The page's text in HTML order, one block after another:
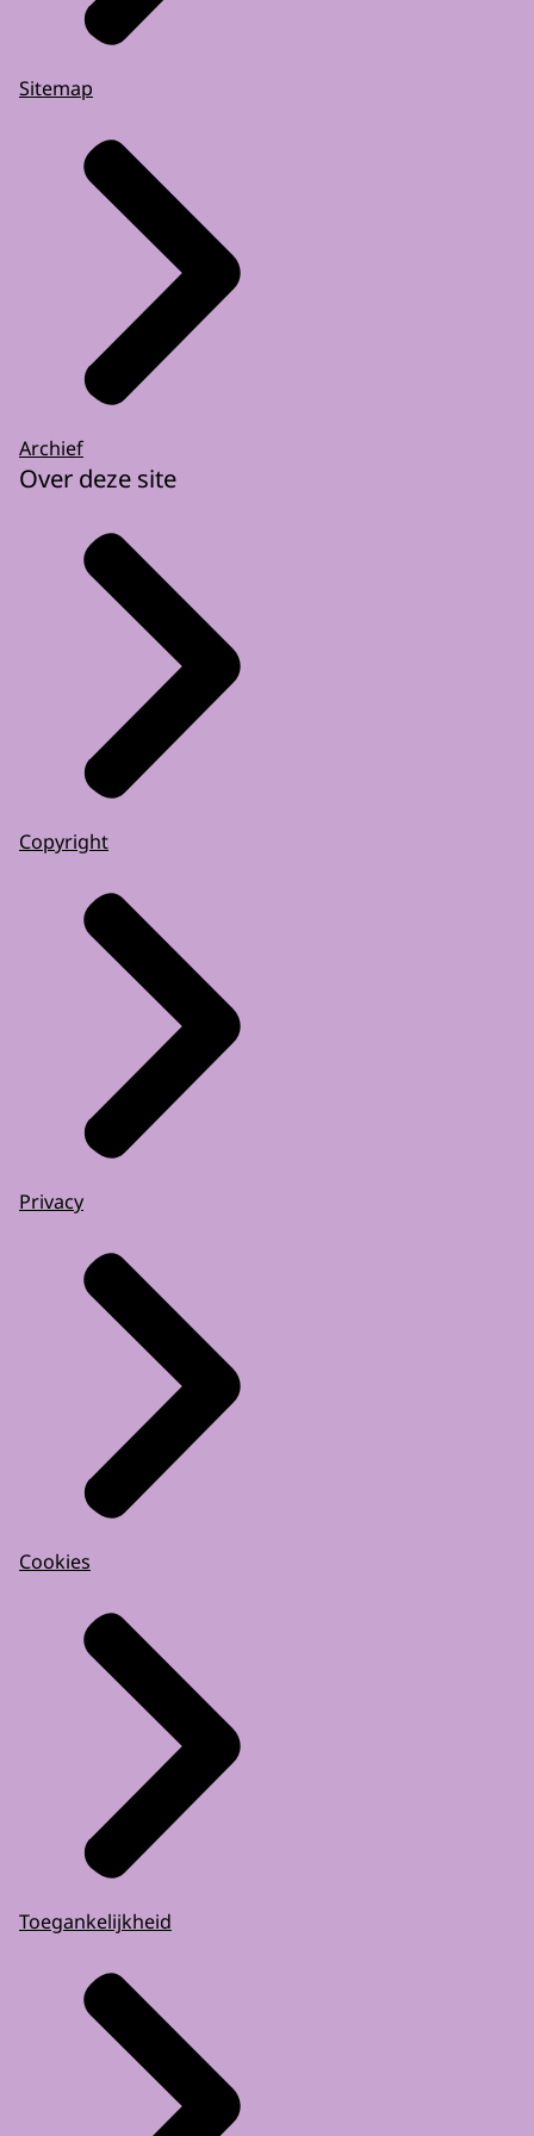
Sitemap
Archief
Over deze site
Copyright
Privacy
Cookies
Toegankelijkheid